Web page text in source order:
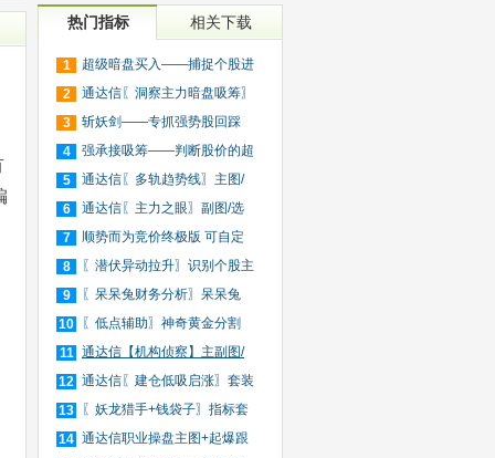
热门指标 相关下载
1
超级暗盘买入——捕捉个股进
入
2
通达信〖洞察主力暗盘吸筹〗
捕
3
斩妖剑——专抓强势股回踩
20日
4
强承接吸筹——判断股价的超
买
5
通达信〖多轨趋势线〗主图/
选
6
通达信〖主力之眼〗副图/选
股
7
顺势而为竞价终极版 可自定
义
8
〖潜伏异动拉升〗识别个股主
力
9
〖呆呆兔财务分析〗呆呆兔
F10
10
〖低点辅助〗神奇黄金分割
+趋
11 通达信【机构侦察】主副图/
选
12 通达信〖建仓低吸启涨〗套装
指
13
〖妖龙猎手+钱袋子〗指标套
装
14 通达信职业操盘主图+起爆跟